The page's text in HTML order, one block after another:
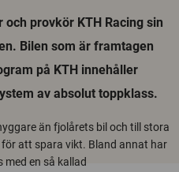
provkör KTH Racing sin
Bilen som är framtagen
på KTH innehåller
av absolut toppklass.
än fjolårets bil och till stora
att spara vikt. Bland annat har
en så kallad